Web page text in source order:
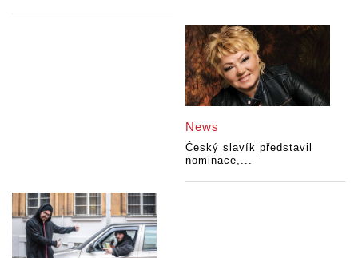
News
Český slavík představil
nominace,...